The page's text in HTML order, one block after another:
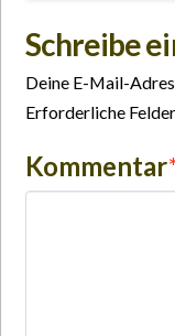
Schreibe
Deine E-Mail-
Erforderliche
Kommentar